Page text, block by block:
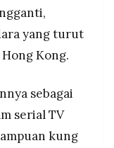
yang turut
Kong.
sebagai
serial TV
kung